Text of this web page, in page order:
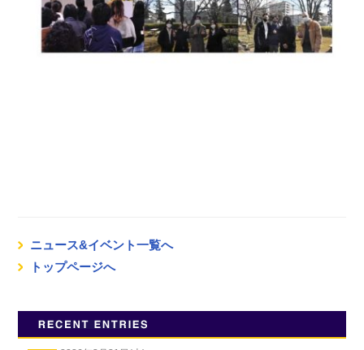
ニュース&イベント一覧へ
トップページへ